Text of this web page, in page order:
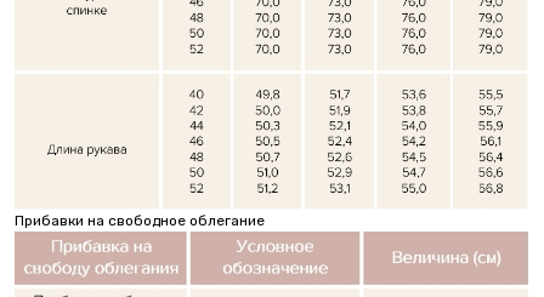
Прибавки на свободное облегание